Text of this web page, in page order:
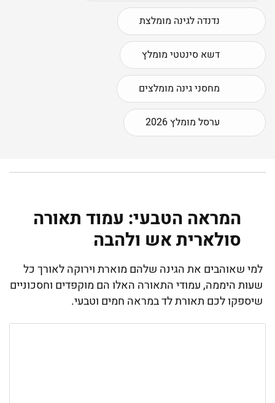
נדנדה לגינה מומלצת
דשא סינטטי מומלץ
מחסני גינה מומלצים
ערסל מומלץ 2026
המראה הטבעי: עמוד תאורה
סולארית אש ולהבה
למי שאוהבים את הגינה שלהם מוארת וירוקה לאורך כל
שעות היממה, עמודי התאורה האלו הם מוקפדים וחסכוניים
שיספקו לכם תאורת לד במראה חמים וטבעי.